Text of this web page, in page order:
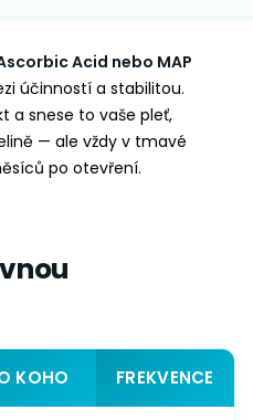
Acid nebo MAP
účinností a stabilitou.
a snese to vaše pleť,
— ale vždy v tmavé
po otevření.
KOHO FREKVENCE